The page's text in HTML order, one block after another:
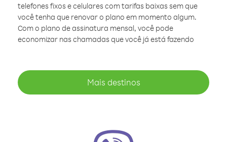
telefones fixos e celulares com tarifas baixas sem que
você tenha que renovar o plano em momento algum.
Com o plano de assinatura mensal, você pode
economizar nas chamadas que você já está fazendo
Mais destinos